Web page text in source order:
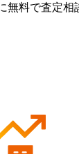
無料で査定相